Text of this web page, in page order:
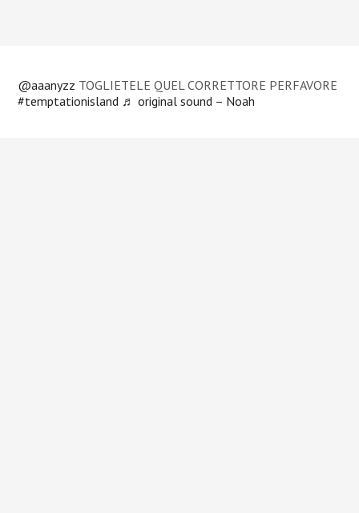
@aaanyzz TOGLIETELE QUEL CORRETTORE PERFAVORE
#temptationisland ♬ original sound – Noah